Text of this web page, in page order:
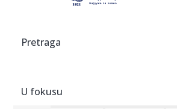
meta
08:13:
Pretraga
U fokusu